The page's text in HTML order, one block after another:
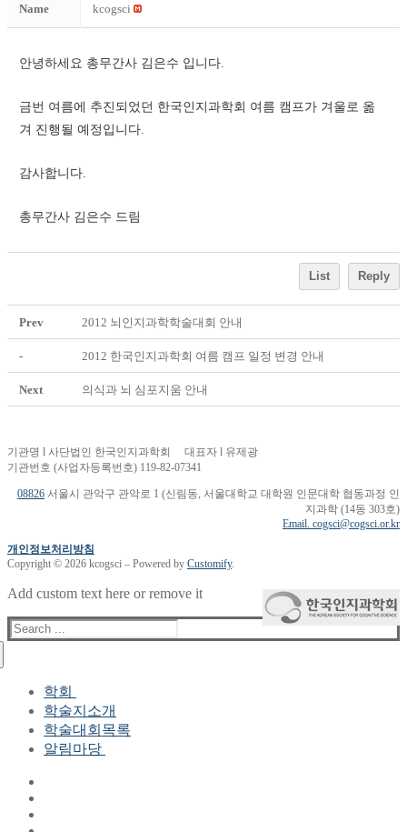
Name kcogsci
안녕하세요 총무간사 김은수 입니다.
금번 여름에 추진되었던 한국인지과학회 여름 캠프가 겨울로 옮
겨 진행될 예정입니다.
감사합니다.
총무간사 김은수 드림
List Reply
Prev 2012 뇌인지과학학술대회 안내
- 2012 한국인지과학회 여름 캠프 일정 변경 안내
Next 의식과 뇌 심포지움 안내
기관명 l 사단법인 한국인지과학회 대표자 l 유제광
기관번호 (사업자등록번호) 119-82-07341
08826 서울시 관악구 관악로 1 (신림동, 서울대학교 대학원 인문대학 협동과정 인
지과학 (14동 303호)
Email. cogsci@cogsci.or.kr
개인정보처리방침
Copyright © 2026 kcogsci – Powered by Customify.
Add custom text here or remove it
Search
for:
학회
학회장 인사말
현 임원진
역대 임원진
학술지소개
학술대회목록
알림마당